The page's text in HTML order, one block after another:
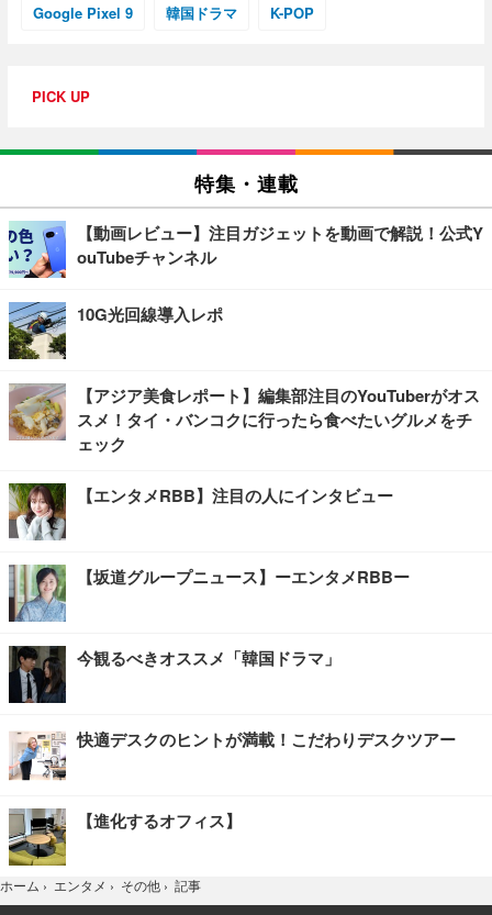
Google Pixel 9 韓国ドラマ K-POP
PICK UP
特集・連載
【動画レビュー】注目ガジェットを動画で解説！公式Y
ouTubeチャンネル
10G光回線導入レポ
【アジア美食レポート】編集部注目のYouTuberがオス
スメ！タイ・バンコクに行ったら食べたいグルメをチ
ェック
【エンタメRBB】注目の人にインタビュー
【坂道グループニュース】ーエンタメRBBー
今観るべきオススメ「韓国ドラマ」
快適デスクのヒントが満載！こだわりデスクツアー
【進化するオフィス】
ホーム › エンタメ › その他 › 記事